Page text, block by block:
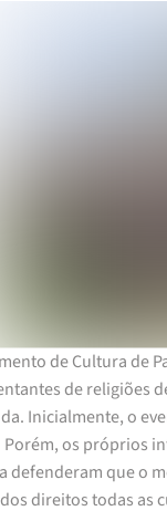
de Cultura de
de religiões
Inicialmente, o
Porém, os próprios
defenderam que o
direitos todas as